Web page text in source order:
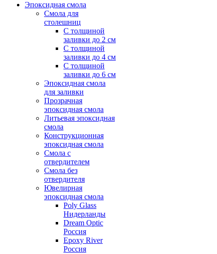
Эпоксидная смола
Смола для
столешниц
С толщиной
заливки до 2 см
С толщиной
заливки до 4 см
С толщиной
заливки до 6 см
Эпоксидная смола
для заливки
Прозрачная
эпоксидная смола
Литьевая эпоксидная
смола
Конструкционная
эпоксидная смола
Смола с
отвердителем
Смола без
отвердителя
Ювелирная
эпоксидная смола
Poly Glass
Нидерланды
Dream Optic
Россия
Epoxy River
Россия